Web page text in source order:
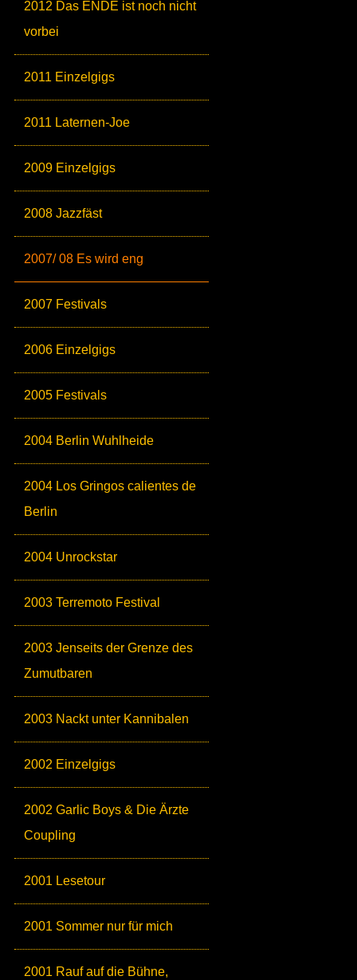
2012 Das ENDE ist noch nicht
vorbei
2011 Einzelgigs
2011 Laternen-Joe
2009 Einzelgigs
2008 Jazzfäst
2007/ 08 Es wird eng
2007 Festivals
2006 Einzelgigs
2005 Festivals
2004 Berlin Wuhlheide
2004 Los Gringos calientes de
Berlin
2004 Unrockstar
2003 Terremoto Festival
2003 Jenseits der Grenze des
Zumutbaren
2003 Nackt unter Kannibalen
2002 Einzelgigs
2002 Garlic Boys & Die Ärzte
Coupling
2001 Lesetour
2001 Sommer nur für mich
2001 Rauf auf die Bühne,